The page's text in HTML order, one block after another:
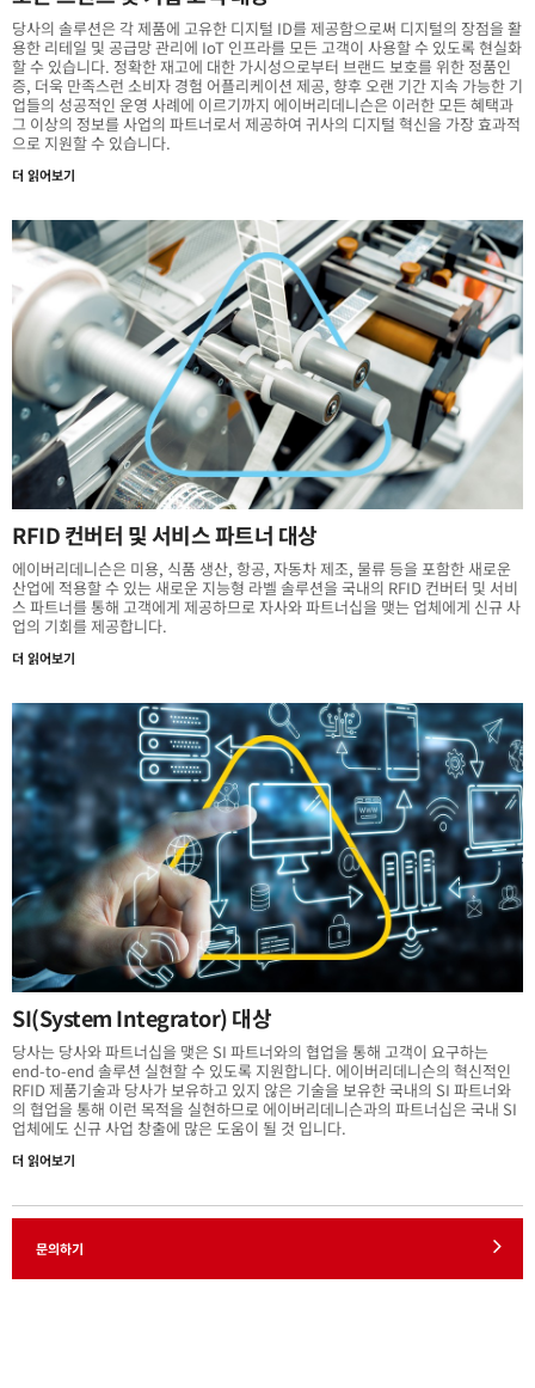
당사의 솔루션은 각 제품에 고유한 디지털 ID를 제공함으로써 디지털의 장점을 활
용한 리테일 및 공급망 관리에 IoT 인프라를 모든 고객이 사용할 수 있도록 현실화
할 수 있습니다. 정확한 재고에 대한 가시성으로부터 브랜드 보호를 위한 정품인
증, 더욱 만족스런 소비자 경험 어플리케이션 제공, 향후 오랜 기간 지속 가능한 기
업들의 성공적인 운영 사례에 이르기까지 에이버리데니슨은 이러한 모든 혜택과
그 이상의 정보를 사업의 파트너로서 제공하여 귀사의 디지털 혁신을 가장 효과적
으로 지원할 수 있습니다.
더 읽어보기
RFID 컨버터 및 서비스 파트너 대상
에이버리데니슨은 미용, 식품 생산, 항공, 자동차 제조, 물류 등을 포함한 새로운
산업에 적용할 수 있는 새로운 지능형 라벨 솔루션을 국내의 RFID 컨버터 및 서비
스 파트너를 통해 고객에게 제공하므로 자사와 파트너십을 맺는 업체에게 신규 사
업의 기회를 제공합니다.
더 읽어보기
SI(System Integrator) 대상
당사는 당사와 파트너십을 맺은 SI 파트너와의 협업을 통해 고객이 요구하는
end-to-end 솔루션 실현할 수 있도록 지원합니다. 에이버리데니슨의 혁신적인
RFID 제품기술과 당사가 보유하고 있지 않은 기술을 보유한 국내의 SI 파트너와
의 협업을 통해 이런 목적을 실현하므로 에이버리데니슨과의 파트너십은 국내 SI
업체에도 신규 사업 창출에 많은 도움이 될 것 입니다.
더 읽어보기
문의하기